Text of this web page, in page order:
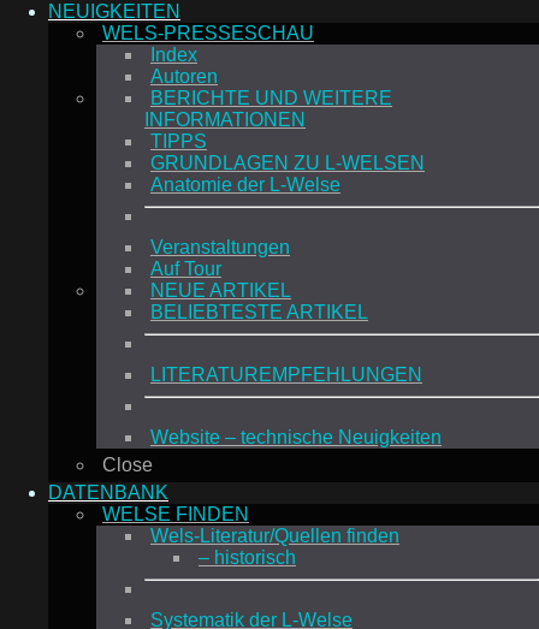
NEUIGKEITEN
WELS-PRESSESCHAU
Index
Autoren
BERICHTE UND WEITERE
INFORMATIONEN
TIPPS
GRUNDLAGEN ZU L-WELSEN
Anatomie der L-Welse
Veranstaltungen
Auf Tour
NEUE ARTIKEL
BELIEBTESTE ARTIKEL
LITERATUREMPFEHLUNGEN
Website – technische Neuigkeiten
Close
DATENBANK
WELSE FINDEN
Wels-Literatur/Quellen finden
– historisch
Systematik der L-Welse